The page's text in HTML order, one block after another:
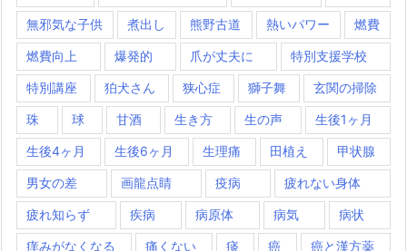
無邪気な子供 煮出し 熊野古道 熱いパワー 燃費
燃費向上 爆発的 爪が丈夫に 特別支援学校
特別講座 狛犬さん 狭心症 獅子舞 玄関の掃除
珠 球 甘酒 生き方 生の声 生後1ヶ月
生後4ヶ月 生後6ヶ月 生理痛 田植え 甲状腺
男女の差 画龍点睛 疫病 疲れない身体
疲れ知らず 疾病 病原体 病気 病状
痒みがなくなる 痛くない 痰 癌 癌と漢方薬